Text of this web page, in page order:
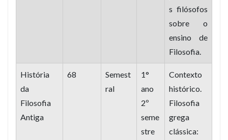
s filósofos
sobre o
ensino de
Filosofia.
História
da
Filosofia
Antiga
68
Semest
ral
1°
ano
2º
seme
stre
Contexto
histórico.
Filosofia
grega
clássica: